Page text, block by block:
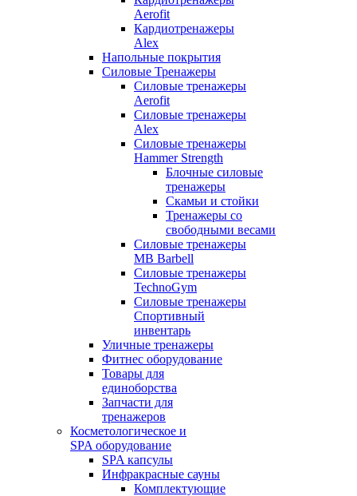
Aerofit
Кардиотренажеры
Alex
Напольные покрытия
Силовые Тренажеры
Силовые тренажеры
Aerofit
Силовые тренажеры
Alex
Силовые тренажеры
Hammer Strength
Блочные силовые
тренажеры
Скамьи и стойки
Тренажеры со
свободными весами
Силовые тренажеры
MB Barbell
Силовые тренажеры
TechnoGym
Силовые тренажеры
Спортивный
инвентарь
Уличные тренажеры
Фитнес оборудование
Товары для
единоборства
Запчасти для
тренажеров
Косметологическое и
SPA оборудование
SPA капсулы
Инфракрасные сауны
Комплектующие